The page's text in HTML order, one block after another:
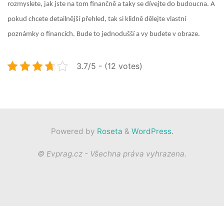
rozmyslete, jak jste na tom finančně a taky se dívejte do budoucna. A
pokud chcete detailnější přehled, tak si klidně dělejte vlastní
poznámky o financích. Bude to jednodušší a vy budete v obraze.
3.7/5 - (12 votes)
Powered by Roseta & WordPress.
© Evprag.cz - Všechna práva vyhrazena.